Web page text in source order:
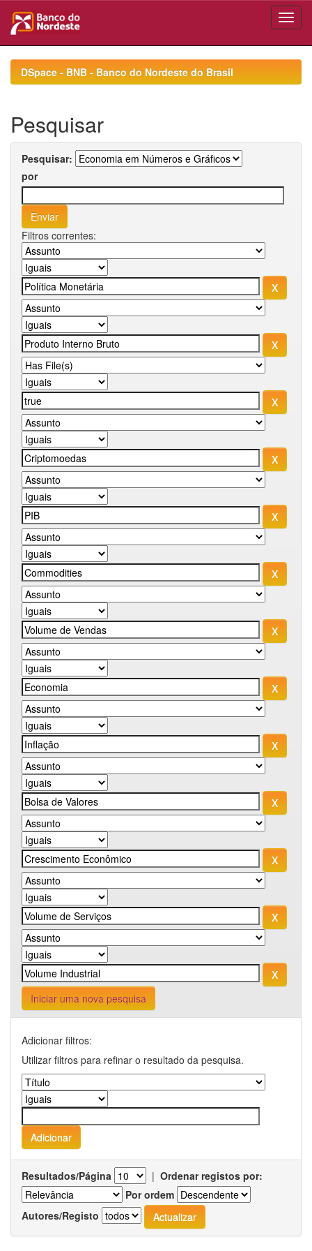
navigationDSpace - BNB - Banco do Nordeste do Brasil
Pesquisar
Pesquisar:
por
Filtros correntes:
Iniciar uma nova pesquisa
Adicionar filtros:
Utilizar filtros para refinar o resultado da pesquisa.
Resultados/Página | Ordenar registos por:
Por ordem
Autores/Registo